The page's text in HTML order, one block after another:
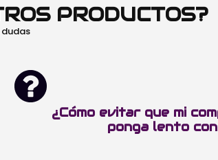
PRODUCTOS?
¿Cómo evitar que mi
ponga lento